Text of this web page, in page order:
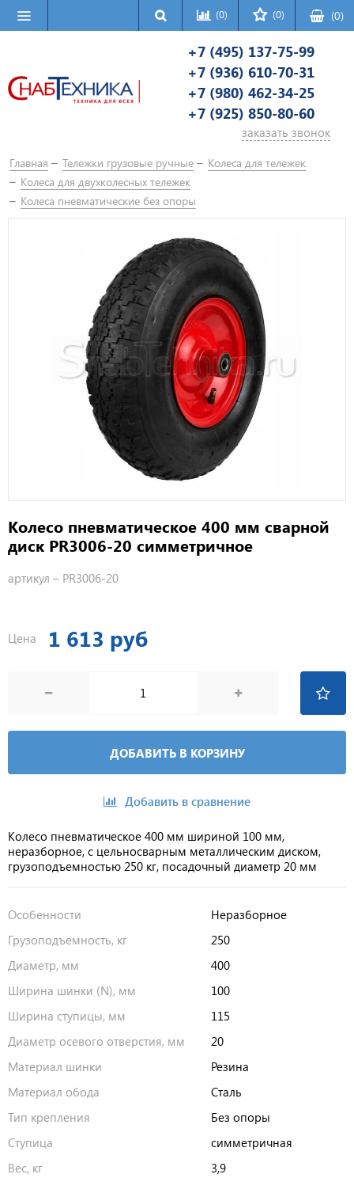
(0) (0) (0)
+7 (495) 137-75-99
+7 (936) 610-70-31
+7 (980) 462-34-25
+7 (925) 850-80-60
заказать звонок
Главная Тележки грузовые ручные
Колеса для тележек
Колеса для двухколесных тележек
Колеса пневматические без опоры
Колесо пневматическое 400 мм сварной
диск PR3006-20 симметричное
артикул – PR3006-20
Цена 1 613 руб
ДОБАВИТЬ В КОРЗИНУ
Добавить в сравнение
Колесо пневматическое 400 мм шириной 100 мм,
неразборное, с цельносварным металлическим диском,
грузоподъемностью 250 кг, посадочный диаметр 20 мм
Особенности
Неразборное
Грузоподъемность, кг
250
Диаметр, мм
400
Ширина шинки (N), мм
100
Ширина ступицы, мм
115
Диаметр осевого отверстия, мм
20
Материал шинки
Резина
Материал обода
Сталь
Тип крепления
Без опоры
Ступица
симметричная
Вес, кг
3,9